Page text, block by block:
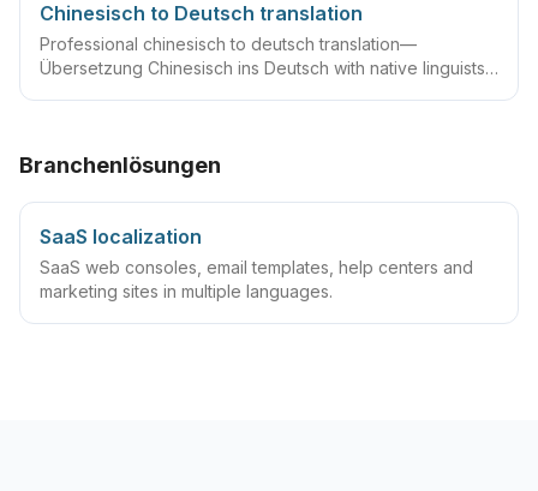
Chinesisch to Deutsch translation
Professional chinesisch to deutsch translation—
Übersetzung Chinesisch ins Deutsch with native linguists,
Branchenlösungen
SaaS localization
SaaS web consoles, email templates, help centers and
marketing sites in multiple languages.